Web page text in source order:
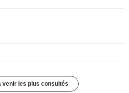
venir les plus consultés